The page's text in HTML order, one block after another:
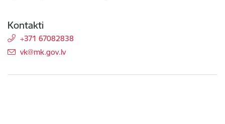
Kontakti
+371 67082838
E-pasts:
vk@mk.gov.lv